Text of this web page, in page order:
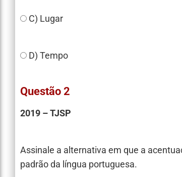
C) Lugar
D) Tempo
Questão 2
2019 – TJSP
Assinale a alternativa em que a
padrão da língua portuguesa.